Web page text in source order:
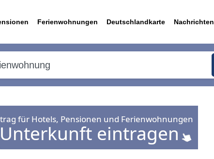
Ferienwohnungen Deutschlandkarte Nachrichten